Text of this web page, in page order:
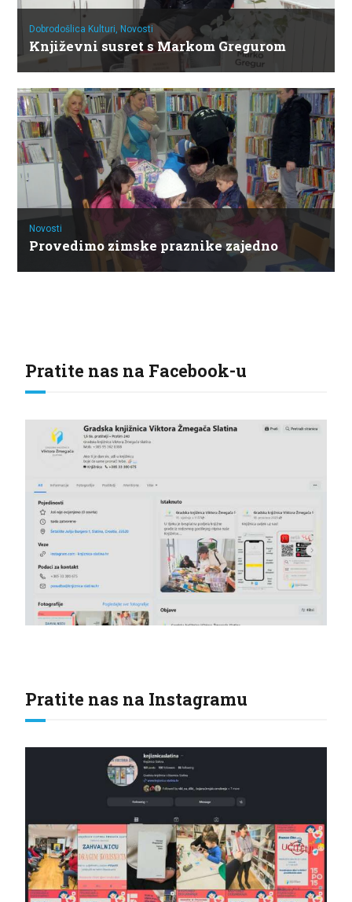
Dobrodošlica Kulturi, Novosti
Književni susret s Markom Gregurom
Novosti
Provedimo zimske praznike zajedno
Pratite nas na Facebook-u
Pratite nas na Instagramu